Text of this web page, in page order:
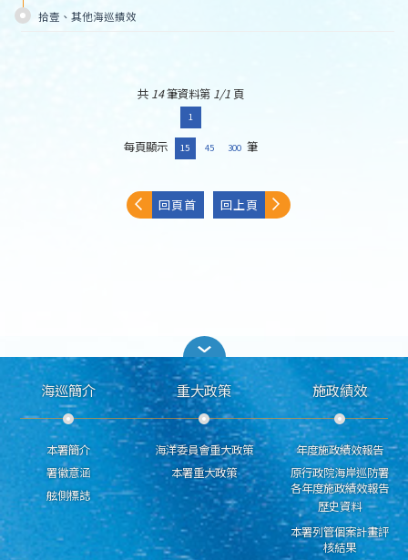
拾壹、其他海巡績效
共 14筆資料第 1/1頁
1
每頁顯示 15 45 300 筆
回頁首 回上頁
海巡簡介
本署簡介
署徽意涵
舷側標誌
重大政策
海洋委員會重大政策
本署重大政策
施政績效
年度施政績效報告
原行政院海岸巡防署
各年度施政績效報告
歷史資料
本署列管個案計畫評
核結果